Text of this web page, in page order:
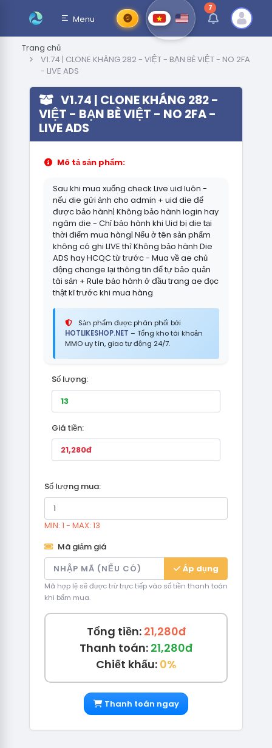
Menu
7thông báo chưa
Trang chủ
V1.74 | CLONE KHÁNG 282 - VIỆT - BẠN BÈ VIỆT - NO 2FA
- LIVE ADS
V1.74 | CLONE KHÁNG 282 -
VIỆT - BẠN BÈ VIỆT - NO 2FA -
LIVE ADS
Mô tả sản phẩm:
Sau khi mua xuống check Live uid luôn -
nếu die gửi ảnh cho admin + uid die để
được bảo hành| Không bảo hành login hay
ngâm die - Chỉ bảo hành khi Uid bị die tại
thời điểm mua hàng| Nếu ở tên sản phẩm
không có ghi LIVE thì Không bảo hành Die
ADS hay HCQC từ trước - Mua về ae chủ
động change lại thông tin để tự bảo quản
tài sản + Rule bảo hành ở đầu trang ae đọc
thật kĩ trước khi mua hàng
Sản phẩm được phân phối bởi
HOTLIKESHOP.NET – Tổng kho tài khoản
MMO uy tín, giao tự động 24/7.
Số lượng:
Giá tiền:
Số lượng mua:
MIN: 1 - MAX: 13
Mã giảm giá
Áp dụng
Mã hợp lệ sẽ được trừ trực tiếp vào số tiền thanh toán
khi bấm mua.
Tổng tiền: 21,280đ
Thanh toán: 21,280đ
Chiết khấu: 0%
Thanh toán ngay